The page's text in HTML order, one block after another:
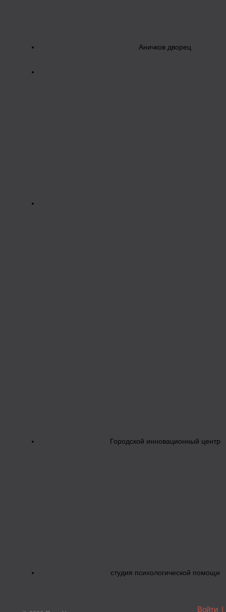
Аничков дворец
Городской инновационный центр
студия психологической помощи
Войти